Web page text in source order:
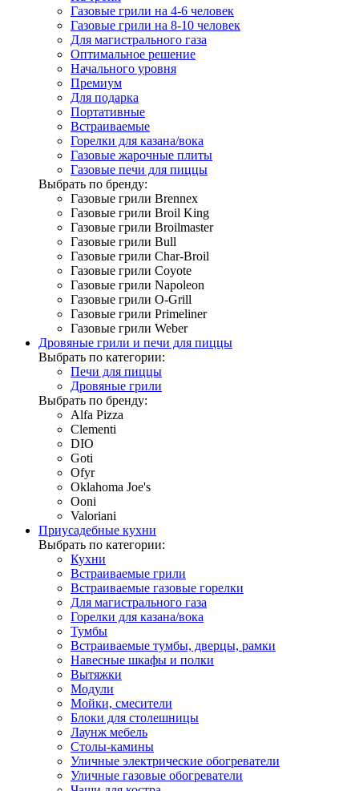
Газовые грили на 4-6 человек
Газовые грили на 8-10 человек
Для магистрального газа
Оптимальное решение
Начального уровня
Премиум
Для подарка
Портативные
Встраиваемые
Горелки для казана/вока
Газовые жарочные плиты
Газовые печи для пиццы
Выбрать по бренду:
Газовые грили Brennex
Газовые грили Broil King
Газовые грили Broilmaster
Газовые грили Bull
Газовые грили Char-Broil
Газовые грили Coyote
Газовые грили Napoleon
Газовые грили O-Grill
Газовые грили Primeliner
Газовые грили Weber
Дровяные грили и печи для пиццы
Выбрать по категории:
Печи для пиццы
Дровяные грили
Выбрать по бренду:
Alfa Pizza
Clementi
DIO
Goti
Ofyr
Oklahoma Joe's
Ooni
Valoriani
Приусадебные кухни
Выбрать по категории:
Кухни
Встраиваемые грили
Встраиваемые газовые горелки
Для магистрального газа
Горелки для казана/вока
Тумбы
Встраиваемые тумбы, дверцы, рамки
Навесные шкафы и полки
Вытяжки
Модули
Мойки, смесители
Блоки для столешницы
Лаунж мебель
Столы-камины
Уличные электрические обогреватели
Уличные газовые обогреватели